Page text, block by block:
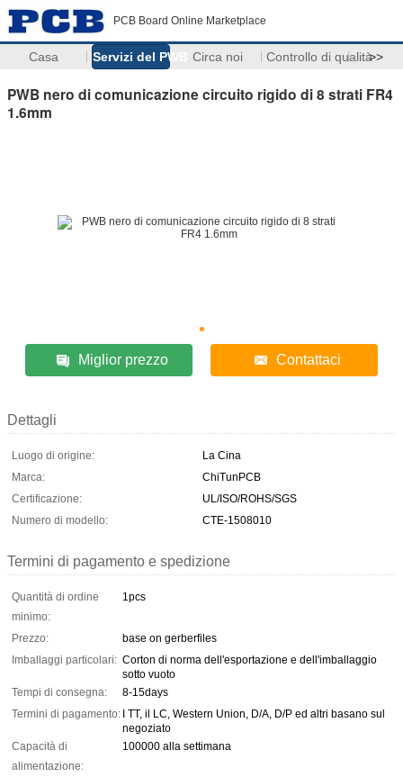
PCB Board Online Marketplace
Casa Servizi del PWB Circa noi Controllo di qualità>>
PWB nero di comunicazione circuito rigido di 8 strati FR4
1.6mm
Miglior prezzo Contattaci
Dettagli
Luogo di origine:
La Cina
Marca:
ChiTunPCB
Certificazione:
UL/ISO/ROHS/SGS
Numero di modello:
CTE-1508010
Termini di pagamento e spedizione
Quantità di ordine
minimo:
1pcs
Prezzo:
base on gerberfiles
Imballaggi particolari: Corton di norma dell'esportazione e dell'imballaggio
sotto vuoto
Tempi di consegna:
8-15days
Termini di pagamento: I TT, il LC, Western Union, D/A, D/P ed altri basano sul
negoziato
Capacità di
alimentazione:
100000 alla settimana